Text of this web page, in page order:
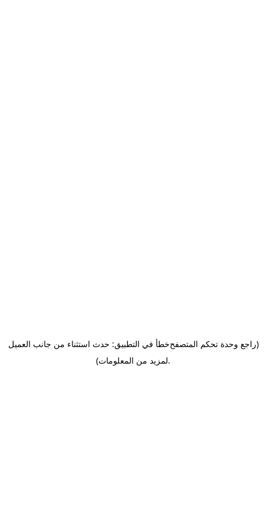
خطأ في التطبيق: حدث استثناء من جانب العميل(راجع وحدة تحكم المتصفح
لمزيد من المعلومات).